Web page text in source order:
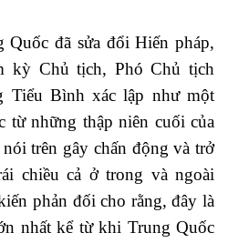
Quốc đã sửa đổi Hiến pháp,
kỳ Chủ tịch, Phó Chủ tịch
Tiểu Bình xác lập như một
từ những thập niên cuối của
trên gây chấn động và trở
chiều cả ở trong và ngoài
phản đối cho rằng, đây là
nhất kể từ khi Trung Quốc